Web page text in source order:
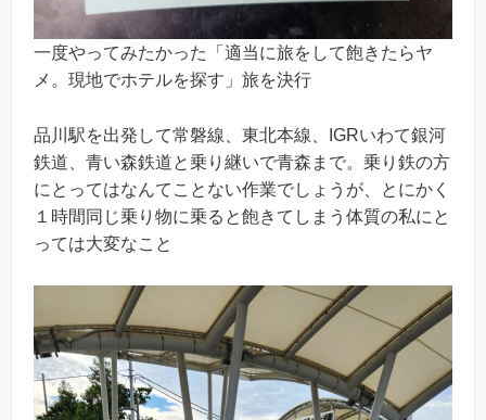
一度やってみたかった「適当に旅をして飽きたらヤ
メ。現地でホテルを探す」旅を決行
品川駅を出発して常磐線、東北本線、IGRいわて銀河
鉄道、青い森鉄道と乗り継いで青森まで。乗り鉄の方
にとってはなんてことない作業でしょうが、とにかく
１時間同じ乗り物に乗ると飽きてしまう体質の私にと
っては大変なこと